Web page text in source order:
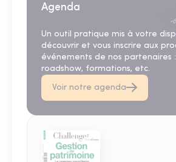
Agenda
Un outil pratique mis à votre
découvrir et vous inscrire aux
événements de nos partenaires
roadshow, formations, etc.
Voir notre agenda